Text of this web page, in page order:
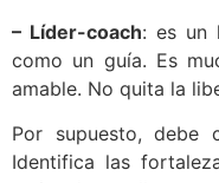
– Líder-coach: es un
como un guía. Es
amable. No quita la
Por supuesto, debe
Identifica las